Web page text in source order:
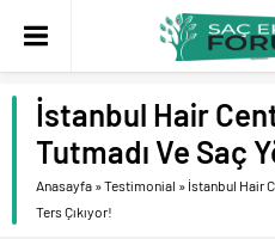
İstanbul Hair
Tutmadı Ve Saç
Anasayfa »Testimonial » İstanbul Hair
Ters Çıkıyor!